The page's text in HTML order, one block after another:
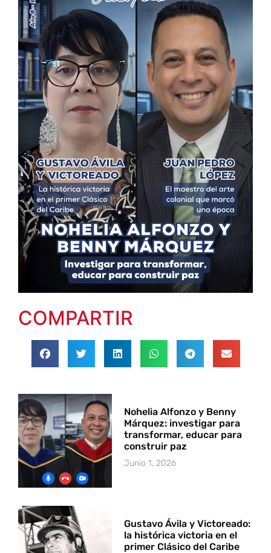
COMPARTIR
Nohelia Alfonzo y Benny
Márquez: investigar para
transformar, educar para
construir paz
Junio 1, 2026
Gustavo Ávila y Victoreado:
la histórica victoria en el
primer Clásico del Caribe